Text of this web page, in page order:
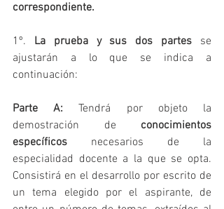
correspondiente.
1º. La prueba y sus dos partes se
ajustarán a lo que se indica a
continuación:
Parte A: Tendrá por objeto la
demostración de conocimientos
específicos necesarios de la
especialidad docente a la que se opta.
Consistirá en el desarrollo por escrito de
un tema elegido por el aspirante, de